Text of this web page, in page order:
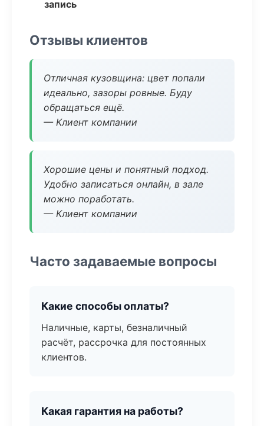
запись
Отзывы клиентов
Отличная кузовщина: цвет попали
идеально, зазоры ровные. Буду
обращаться ещё.
— Клиент компании
Хорошие цены и понятный подход.
Удобно записаться онлайн, в зале
можно поработать.
— Клиент компании
Часто задаваемые вопросы
Какие способы оплаты?
Наличные, карты, безналичный
расчёт, рассрочка для постоянных
клиентов.
Какая гарантия на работы?